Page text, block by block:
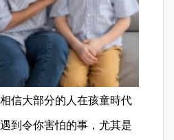
信大部分的人在孩童時代
到令你害怕的事，尤其是